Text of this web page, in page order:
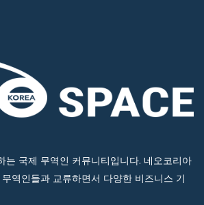
는 국제 무역인 커뮤니티입니다. 네오코리아
역인들과 교류하면서 다양한 비즈니스 기